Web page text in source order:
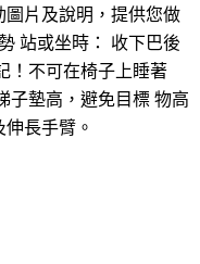
片及說明，提供您做
站或坐時： 收下巴後
！不可在椅子上睡著
子墊高，避免目標 物高
長手臂。